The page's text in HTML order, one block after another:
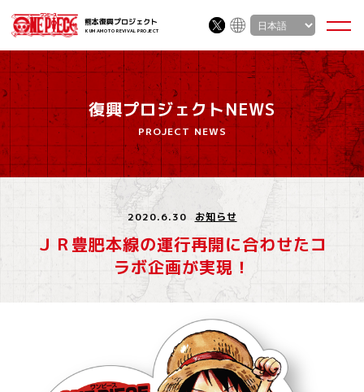
熊本復興プロジェクト
KUMAMOTO REVIVAL PROJECT
復興プロジェクトNEWS
PROJECT NEWS
2020.6.30 お知らせ
ＪＲ豊肥本線の運行再開に合わせたコ
ラボ企画が実現！